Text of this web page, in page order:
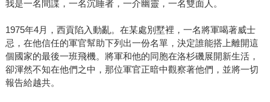
我是一名間諜，一名沉睡者，一介幽靈，一名雙面人。
1975年4月，西貢陷入動亂。在某處別墅裡，一名將軍喝著威士
忌，在他信任的軍官幫助下列出一份名單，決定誰能搭上離開這
個國家的最後一班飛機。將軍和他的同胞在洛杉磯展開新生活，
卻渾然不知在他們之中，那位軍官正暗中觀察著他們，並將一切
報告給越共。